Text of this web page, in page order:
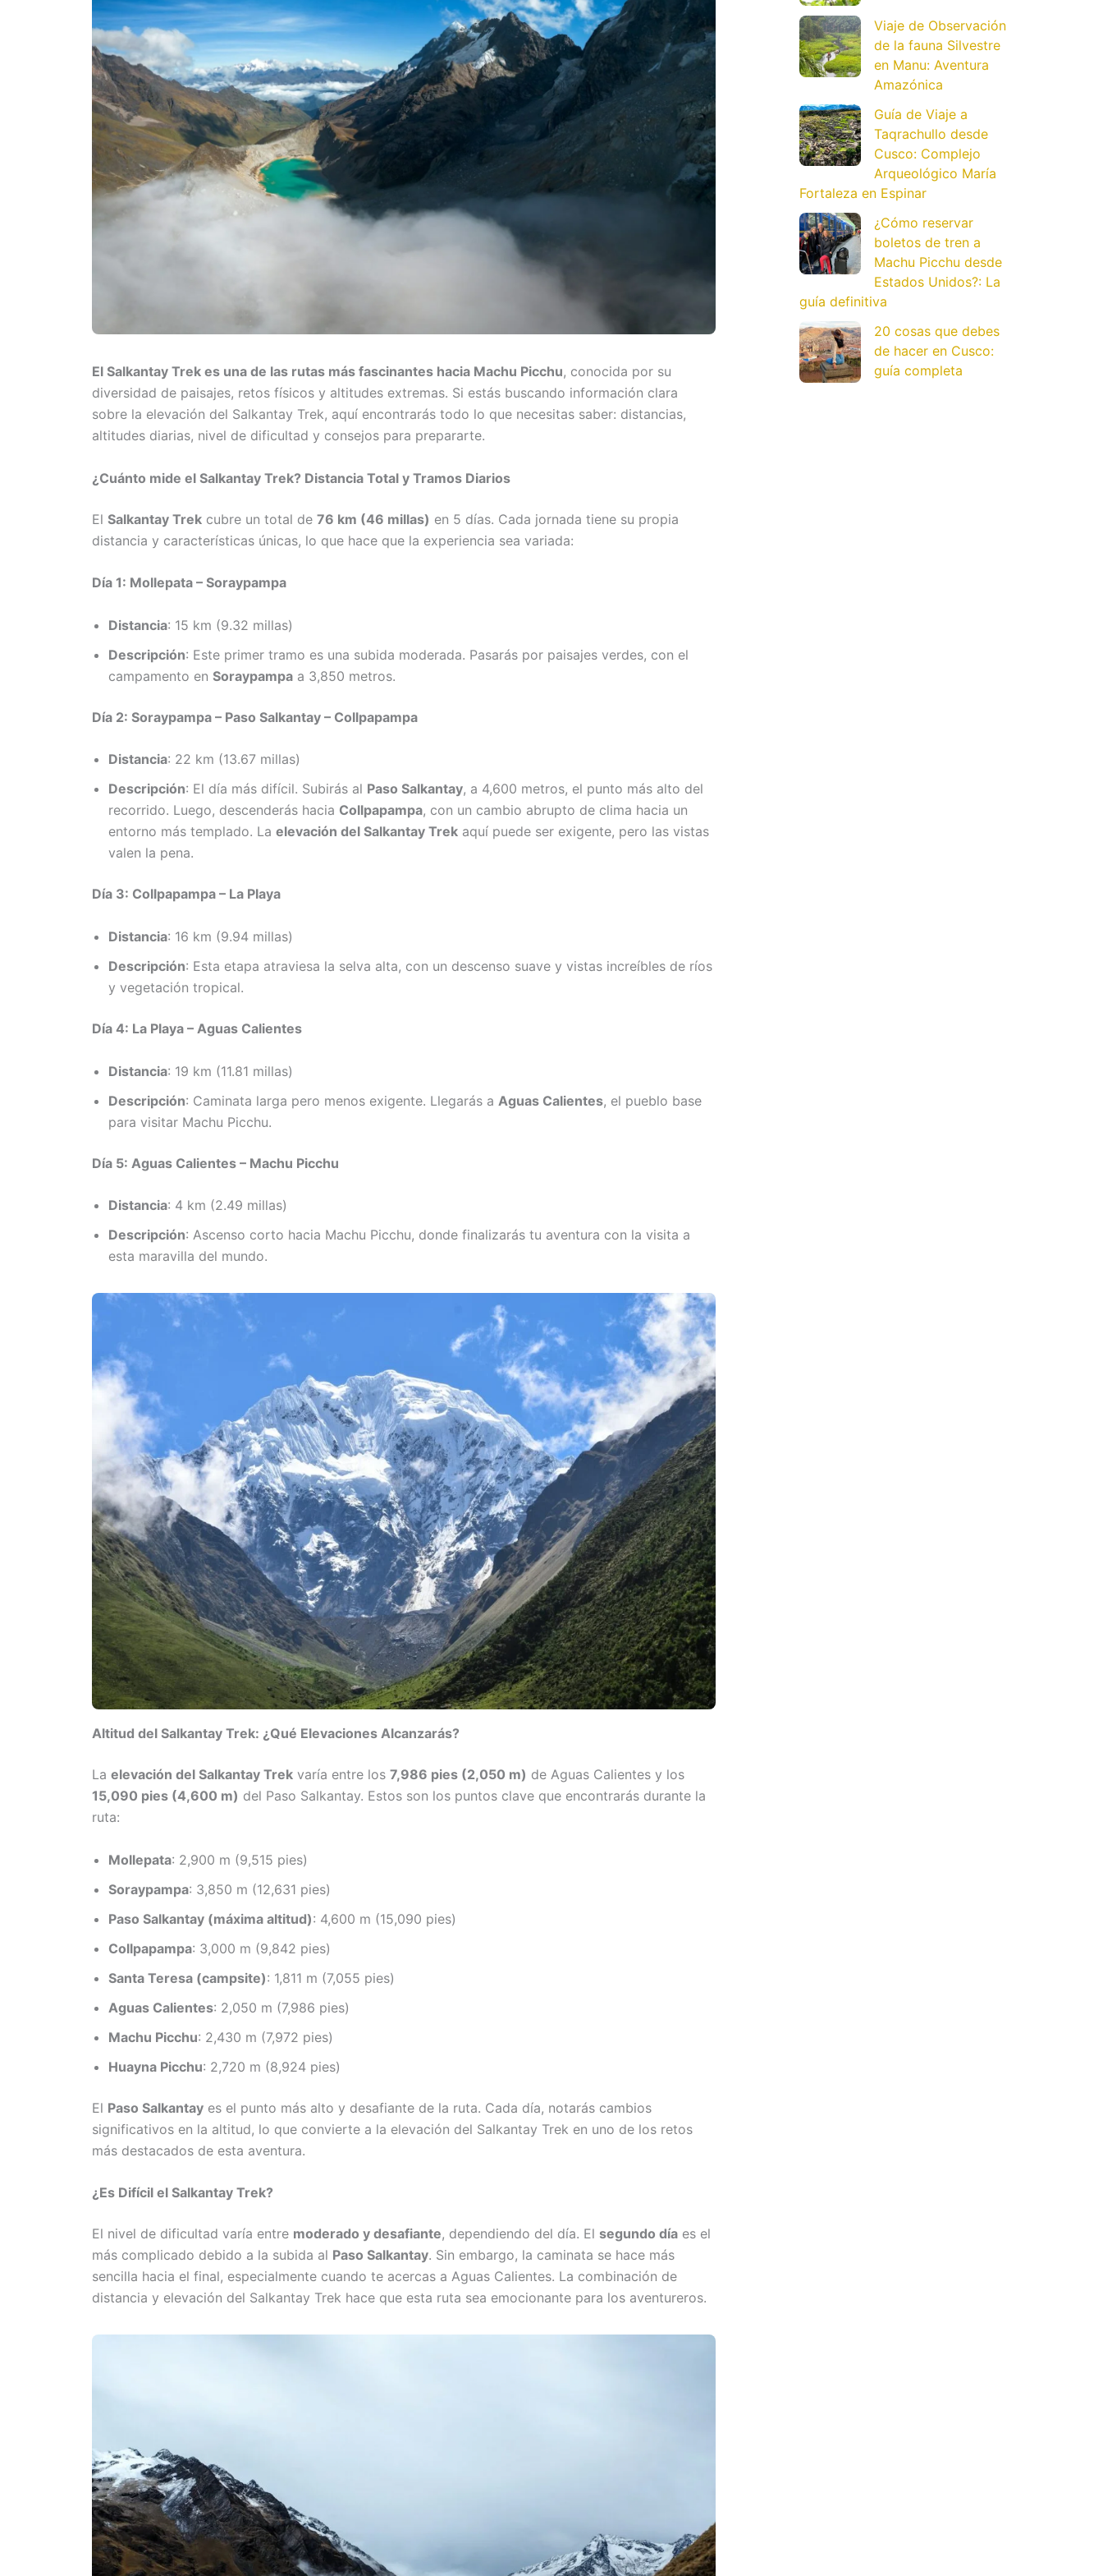
El Salkantay Trek es una de las rutas más fascinantes hacia Machu Picchu, conocida por su
diversidad de paisajes, retos físicos y altitudes extremas. Si estás buscando información clara
sobre la elevación del Salkantay Trek, aquí encontrarás todo lo que necesitas saber: distancias,
altitudes diarias, nivel de dificultad y consejos para prepararte.
¿Cuánto mide el Salkantay Trek? Distancia Total y Tramos Diarios
El Salkantay Trek cubre un total de 76 km (46 millas) en 5 días. Cada jornada tiene su propia
distancia y características únicas, lo que hace que la experiencia sea variada:
Día 1: Mollepata – Soraypampa
Distancia: 15 km (9.32 millas)
Descripción: Este primer tramo es una subida moderada. Pasarás por paisajes verdes, con el
campamento en Soraypampa a 3,850 metros.
Día 2: Soraypampa – Paso Salkantay – Collpapampa
Distancia: 22 km (13.67 millas)
Descripción: El día más difícil. Subirás al Paso Salkantay, a 4,600 metros, el punto más alto del
recorrido. Luego, descenderás hacia Collpapampa, con un cambio abrupto de clima hacia un
entorno más templado. La elevación del Salkantay Trek aquí puede ser exigente, pero las vistas
valen la pena.
Día 3: Collpapampa – La Playa
Distancia: 16 km (9.94 millas)
Descripción: Esta etapa atraviesa la selva alta, con un descenso suave y vistas increíbles de ríos
y vegetación tropical.
Día 4: La Playa – Aguas Calientes
Distancia: 19 km (11.81 millas)
Descripción: Caminata larga pero menos exigente. Llegarás a Aguas Calientes, el pueblo base
para visitar Machu Picchu.
Día 5: Aguas Calientes – Machu Picchu
Distancia: 4 km (2.49 millas)
Descripción: Ascenso corto hacia Machu Picchu, donde finalizarás tu aventura con la visita a
esta maravilla del mundo.
Altitud del Salkantay Trek: ¿Qué Elevaciones Alcanzarás?
La elevación del Salkantay Trek varía entre los 7,986 pies (2,050 m) de Aguas Calientes y los
15,090 pies (4,600 m) del Paso Salkantay. Estos son los puntos clave que encontrarás durante la
ruta:
Mollepata: 2,900 m (9,515 pies)
Soraypampa: 3,850 m (12,631 pies)
Paso Salkantay (máxima altitud): 4,600 m (15,090 pies)
Collpapampa: 3,000 m (9,842 pies)
Santa Teresa (campsite): 1,811 m (7,055 pies)
Aguas Calientes: 2,050 m (7,986 pies)
Machu Picchu: 2,430 m (7,972 pies)
Huayna Picchu: 2,720 m (8,924 pies)
El Paso Salkantay es el punto más alto y desafiante de la ruta. Cada día, notarás cambios
significativos en la altitud, lo que convierte a la elevación del Salkantay Trek en uno de los retos
más destacados de esta aventura.
¿Es Difícil el Salkantay Trek?
El nivel de dificultad varía entre moderado y desafiante, dependiendo del día. El segundo día es el
más complicado debido a la subida al Paso Salkantay. Sin embargo, la caminata se hace más
sencilla hacia el final, especialmente cuando te acercas a Aguas Calientes. La combinación de
distancia y elevación del Salkantay Trek hace que esta ruta sea emocionante para los aventureros.
Viaje de Observación
de la fauna Silvestre
en Manu: Aventura
Amazónica
Guía de Viaje a
Taqrachullo desde
Cusco: Complejo
Arqueológico María
Fortaleza en Espinar
¿Cómo reservar
boletos de tren a
Machu Picchu desde
Estados Unidos?: La
guía definitiva
20 cosas que debes
de hacer en Cusco:
guía completa